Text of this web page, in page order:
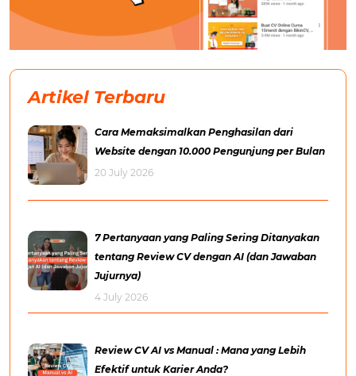
Artikel Terbaru
Cara Memaksimalkan Penghasilan dari
Website dengan 10.000 Pengunjung per Bulan
20 July 2026
7 Pertanyaan yang Paling Sering Ditanyakan
tentang Review CV dengan AI (dan Jawaban
Jujurnya)
4 July 2026
Review CV AI vs Manual : Mana yang Lebih
Efektif untuk Karier Anda?